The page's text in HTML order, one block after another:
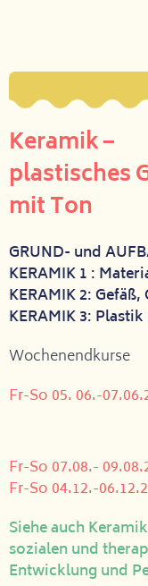
Keramik –
plastisches
mit Ton
GRUND- und
KERAMIK 1 :
KERAMIK 2:
KERAMIK 3:
Wochenendkurse
Fr-So 05. 06.-
Fr-So 07.08.-
Fr-So 04.12.-
Siehe auch
sozialen und
Entwicklung und